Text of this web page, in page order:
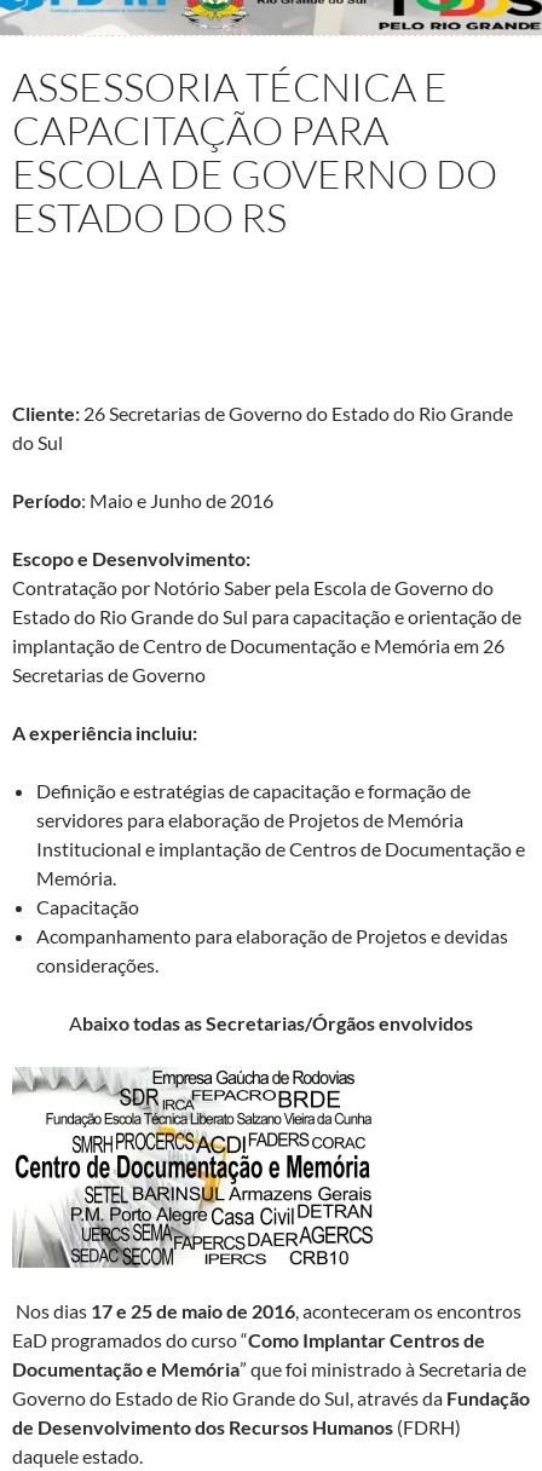
ASSESSORIA TÉCNICA E
CAPACITAÇÃO PARA
ESCOLA DE GOVERNO DO
ESTADO DO RS
Cliente: 26 Secretarias de Governo do Estado do Rio Grande
do Sul
Período: Maio e Junho de 2016
Escopo e Desenvolvimento:
Contratação por Notório Saber pela Escola de Governo do
Estado do Rio Grande do Sul para capacitação e orientação de
implantação de Centro de Documentação e Memória em 26
Secretarias de Governo
A experiência incluiu:
Definição e estratégias de capacitação e formação de
servidores para elaboração de Projetos de Memória
Institucional e implantação de Centros de Documentação e
Memória.
Capacitação
Acompanhamento para elaboração de Projetos e devidas
considerações.
Abaixo todas as Secretarias/Órgãos envolvidos
Nos dias 17 e 25 de maio de 2016 , aconteceram os encontros
EaD programados do curso “Como Implantar Centros de
Documentação e Memória” que foi ministrado à Secretaria de
Governo do Estado de Rio Grande do Sul, através da Fundação
de Desenvolvimento dos Recursos Humanos (FDRH)
daquele estado.